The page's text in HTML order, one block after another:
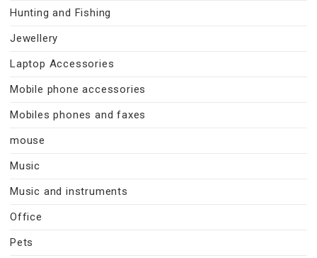
Hunting and Fishing
Jewellery
Laptop Accessories
Mobile phone accessories
Mobiles phones and faxes
mouse
Music
Music and instruments
Office
Pets